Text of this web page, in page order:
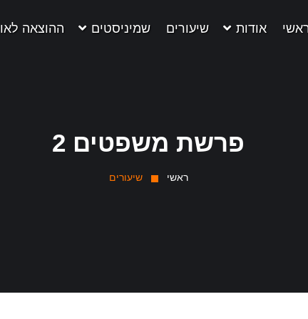
אודות שיעורים שמיניסטים ההוצאה
פרשת משפטים 2
ראשי שיעורים